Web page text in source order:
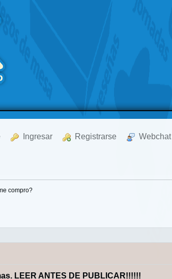
Ingresar Registrarse Webchat
compro?
LEER ANTES DE PUBLICAR!!!!!!